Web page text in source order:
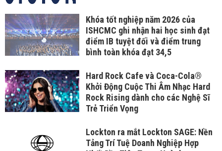
Khóa tốt nghiệp năm 2026 của
ISHCMC ghi nhận hai học sinh đạt
điểm IB tuyệt đối và điểm trung
bình toàn khóa đạt 34,5
Hard Rock Cafe và Coca-Cola®
Khởi Động Cuộc Thi Âm Nhạc Hard
Rock Rising dành cho các Nghệ Sĩ
Trẻ Triển Vọng
Lockton ra mắt Lockton SAGE: Nền
Tảng Trí Tuệ Doanh Nghiệp Hợp